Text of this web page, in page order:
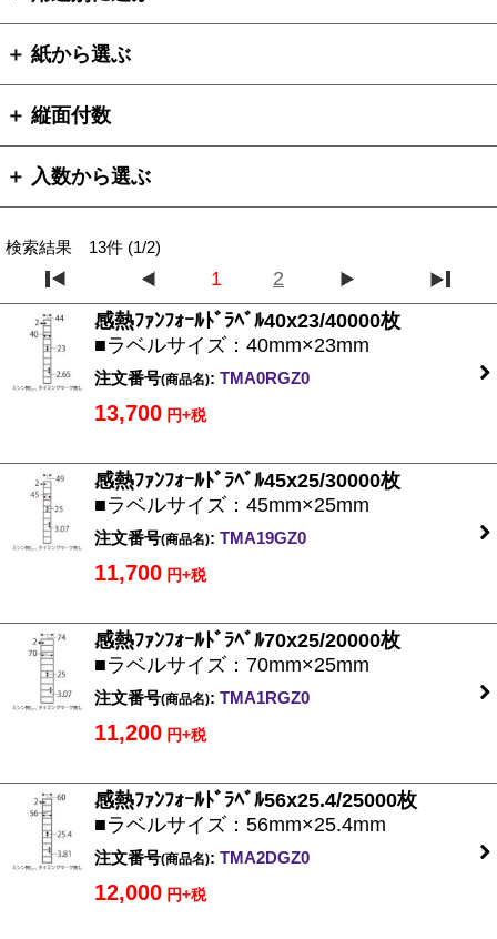
＋ 紙から選ぶ
＋ 縦面付数
＋ 入数から選ぶ
検索結果 13件 (1/2)
1
2
感熱ﾌｧﾝﾌｫｰﾙﾄﾞﾗﾍﾞﾙ40x23/40000枚
■ラベルサイズ：40mm×23mm
注文番号(商品名): TMA0RGZ0
13,700 円+税
感熱ﾌｧﾝﾌｫｰﾙﾄﾞﾗﾍﾞﾙ45x25/30000枚
■ラベルサイズ：45mm×25mm
注文番号(商品名): TMA19GZ0
11,700 円+税
感熱ﾌｧﾝﾌｫｰﾙﾄﾞﾗﾍﾞﾙ70x25/20000枚
■ラベルサイズ：70mm×25mm
注文番号(商品名): TMA1RGZ0
11,200 円+税
感熱ﾌｧﾝﾌｫｰﾙﾄﾞﾗﾍﾞﾙ56x25.4/25000枚
■ラベルサイズ：56mm×25.4mm
注文番号(商品名): TMA2DGZ0
12,000 円+税